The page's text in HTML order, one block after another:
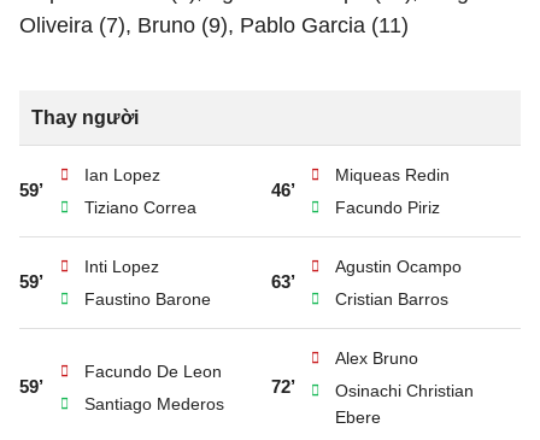
Oliveira (7), Bruno (9), Pablo Garcia (11)
Thay người
59’
Ian Lopez
Tiziano Correa
46’
Miqueas Redin
Facundo Piriz
59’
Inti Lopez
Faustino Barone
63’
Agustin Ocampo
Cristian Barros
59’
Facundo De Leon
Santiago Mederos
72’
Alex Bruno
Osinachi Christian
Ebere